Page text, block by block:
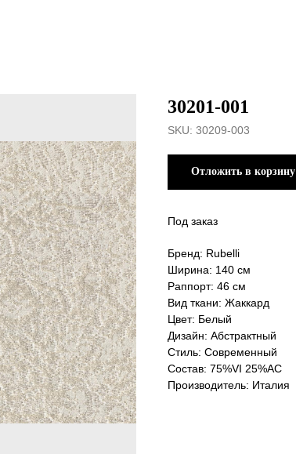
30201-001
SKU: 30209-003
Отложить в корзину
Под заказ
Бренд: Rubelli
Ширина: 140 см
Раппорт: 46 см
Вид ткани: Жаккард
Цвет: Белый
Дизайн: Абстрактный
Стиль: Cовременный
Состав: 75%VI 25%AC
Производитель: Италия